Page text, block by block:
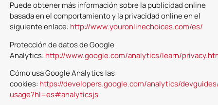
Puede obtener más información sobre la publicidad online
basada en el comportamiento y la privacidad online en el
siguiente enlace: http://www.youronlinechoices.com/es/
Protección de datos de Google
Analytics: http://www.google.com/analytics/learn/
Cómo usa Google Analytics las
cookies: https://developers.google.com/analytics/
usage?hl=es#analyticsjs